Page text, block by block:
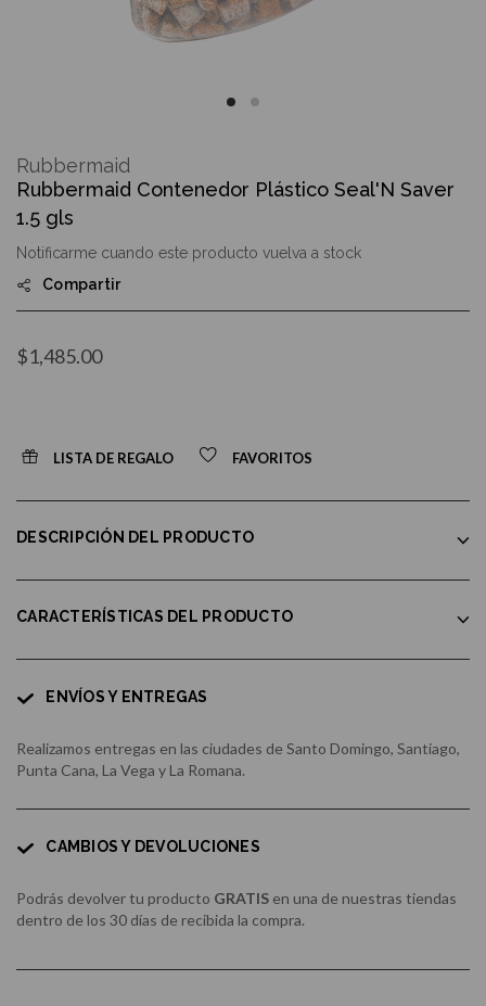
the
beginning
of
the
images
Rubbermaid Contenedor Plástico Seal'N Saver
1.5 gls
Compartir
$1,485.00
Notificarme cuando este producto vuelva a stock
LISTA DE REGALO FAVORITOS
Rubbermaid
DESCRIPCIÓN DEL PRODUCTO
CARACTERÍSTICAS DEL PRODUCTO
ENVÍOS Y ENTREGAS
Realizamos entregas en las ciudades de Santo Domingo, Santiago,
Punta Cana, La Vega y La Romana.
CAMBIOS Y DEVOLUCIONES
Podrás devolver tu producto GRATIS en una de nuestras tiendas
dentro de los 30 días de recibida la compra.